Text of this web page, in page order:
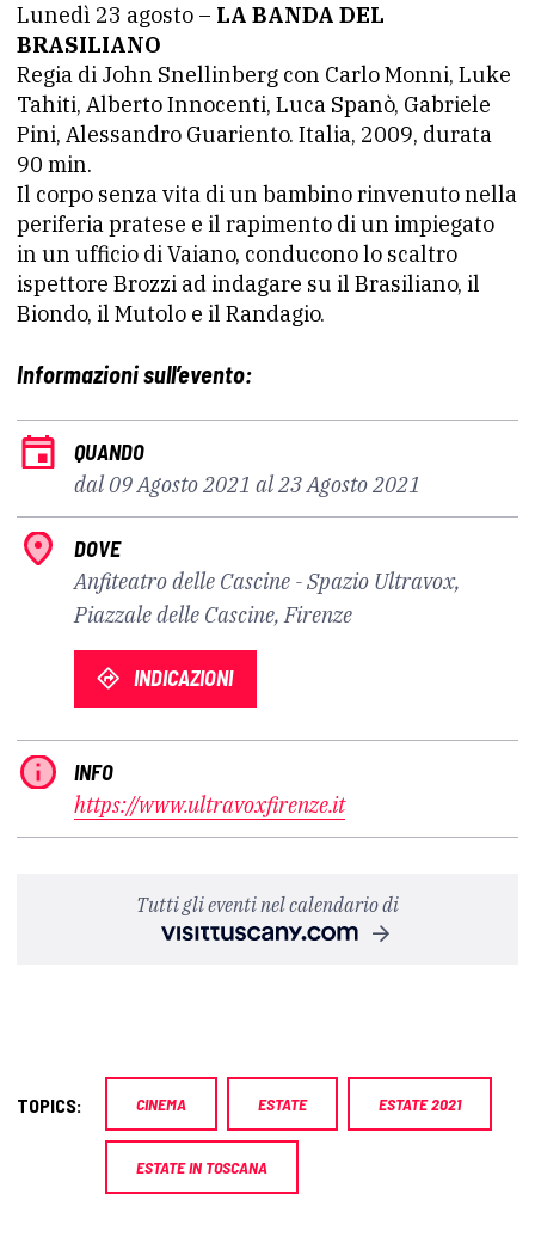
Lunedì 23 agosto – LA BANDA DEL
BRASILIANO
Regia di John Snellinberg con Carlo Monni, Luke
Tahiti, Alberto Innocenti, Luca Spanò, Gabriele
Pini, Alessandro Guariento. Italia, 2009, durata
90 min.
Il corpo senza vita di un bambino rinvenuto nella
periferia pratese e il rapimento di un impiegato
in un ufficio di Vaiano, conducono lo scaltro
ispettore Brozzi ad indagare su il Brasiliano, il
Biondo, il Mutolo e il Randagio.
Informazioni sull’evento:
QUANDO
dal 09 Agosto 2021 al 23 Agosto 2021
DOVE
Anfiteatro delle Cascine - Spazio Ultravox,
Piazzale delle Cascine, Firenze
INDICAZIONI
INFO
https://www.ultravoxfirenze.it
Tutti gli eventi nel calendario di
TOPICS: CINEMA ESTATE ESTATE 2021
ESTATE IN TOSCANA